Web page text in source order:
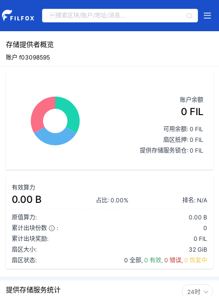
存储提供者概览
账户 f03098595
账户余额
0 FIL
可用余额: 0 FIL
扇区抵押: 0 FIL
提供存储服务锁仓: 0 FIL
有效算力
0.00 B 占比: 0.00% 排名: N/A
原值算力:
0.00 B
累计出块份数
:
0
累计出块奖励:
0 FIL
扇区大小:
32 GiB
扇区状态:
0 全部, 0 有效, 0 错误, 0 恢复中
提供存储服务统计 24时